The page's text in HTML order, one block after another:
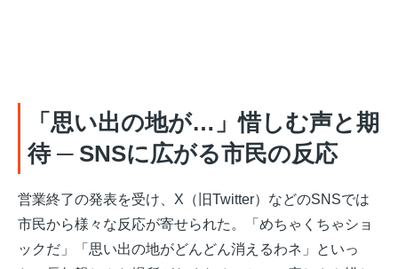
「思い出の地が…」惜しむ声と期
待 ─ SNSに広がる市民の反応
営業終了の発表を受け、X（旧Twitter）などのSNSでは
市民から様々な反応が寄せられた。「めちゃくちゃショ
ックだ」「思い出の地がどんどん消えるわネ」といっ